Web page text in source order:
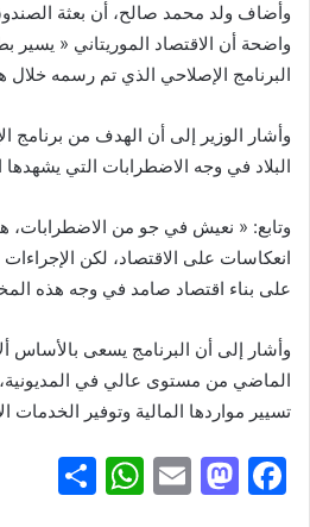
وأضاف ولد محمد صالح، أن بعثة
واضحة أن الاقتصاد الموريتاني «
البرنامج الإصلاحي الذي تم رسمه خلال
وأشار الوزير إلى أن الهدف من برنامج
البلاد في وجه الاضطرابات التي يشهدها
وتابع: « نعيش في جو من الاضطرابات،
انعكاسات على الاقتصاد، لكن الإجراءات
على بناء اقتصاد صامد في وجه هذه
وأشار إلى أن البرنامج يسعى بالأساس
الماضي من مستوى عالي في المديونية،
تسيير مواردها المالية وتوفير الخدمات
F
M
E
W